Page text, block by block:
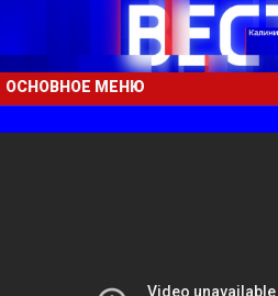
ОСНОВНОЕ МЕНЮ